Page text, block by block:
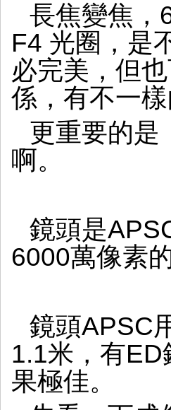
長焦變焦，
F4 光圈，是
必完美，但
係，有不一樣
更重要的是
啊。
鏡頭是
6000萬像素
鏡頭APSC
1.1米，有
果極佳。